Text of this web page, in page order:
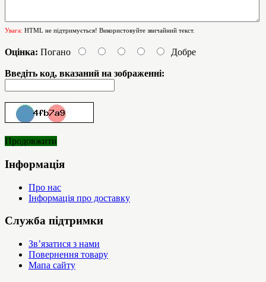
Увага: HTML не підтримується! Використовуйте звичайний текст.
Оцінка: Погано Добре
Введіть код, вказаний на зображенні:
Продовжити
Інформація
Про нас
Інформація про доставку
Служба підтримки
Зв’язатися з нами
Повернення товару
Мапа сайту